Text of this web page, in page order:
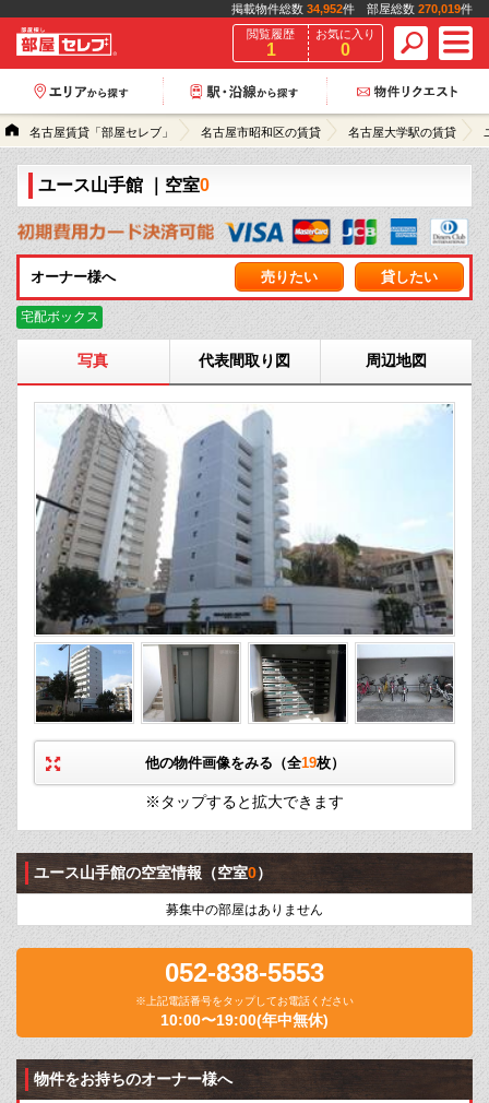
掲載物件総数 34,952件 部屋総数 270,019件
閲覧履歴
1
お気に入り
0
名古屋賃貸「部屋セレブ」 名古屋市昭和区の賃貸 名古屋大学駅の賃貸
ユース山手館 ｜空室0
オーナー様へ 売りたい 貸したい
宅配ボックス
写真 代表間取り図 周辺地図
他の物件画像をみる（全19枚）
※タップすると拡大できます
ユース山手館の空室情報（空室0）
募集中の部屋はありません
052-838-5553
※上記電話番号をタップしてお電話ください
10:00〜19:00(年中無休)
物件をお持ちのオーナー様へ